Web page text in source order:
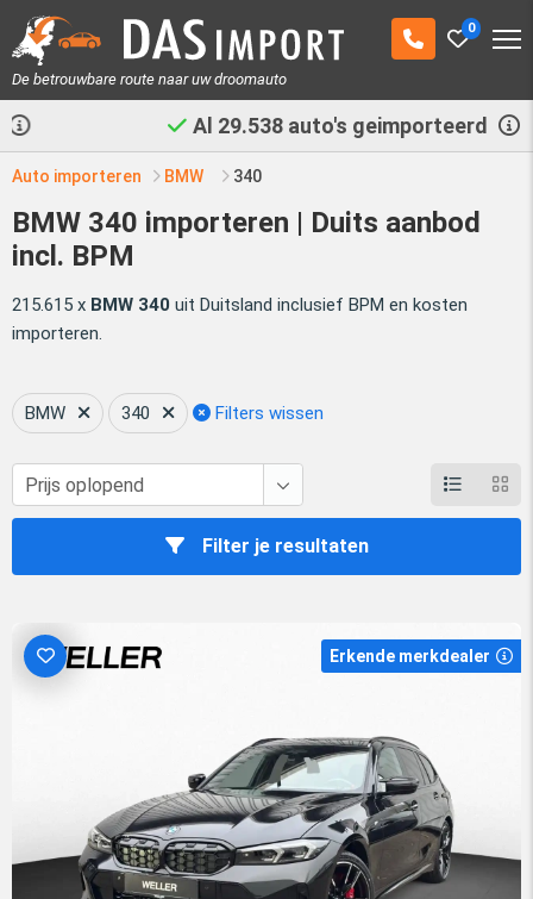
0
De betrouwbare route naar uw droomauto
auto's geimporteerd
Auto importeren BMW 340
BMW 340 importeren | Duits aanbod
incl. BPM
215.615 x BMW 340 uit Duitsland inclusief BPM en kosten
importeren.
BMW 340 Filters wissen
Filter je resultaten
Erkende merkdealer